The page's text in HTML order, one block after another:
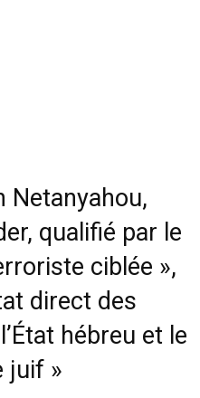
Netanyahou,
qualifié par le
ciblée »,
direct des
hébreu et le
juif »